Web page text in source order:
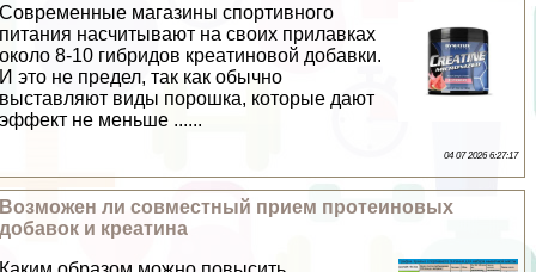
Современные магазины спортивного
питания насчитывают на своих прилавках
около 8-10 гибридов креатиновой добавки.
И это не предел, так как обычно
выставляют виды порошка, которые дают
эффект не меньше ......
04 07 2026 6:27:17
Возможен ли совместный прием протеиновых
добавок и креатина